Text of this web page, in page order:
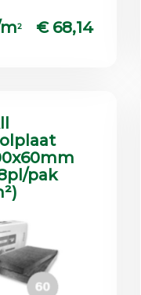
2 € 68,14
pak